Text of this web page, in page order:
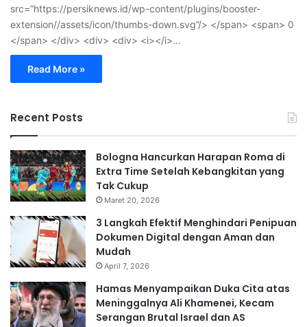
src=”https://persiknews.id/wp-content/plugins/booster-
extension//assets/icon/thumbs-down.svg”/> </span> <span> 0
</span> </div> <div> <div> <i></i>…
Read More »
Recent Posts
Bologna Hancurkan Harapan Roma di
Extra Time Setelah Kebangkitan yang
Tak Cukup
Maret 20, 2026
3 Langkah Efektif Menghindari Penipuan
Dokumen Digital dengan Aman dan
Mudah
April 7, 2026
Hamas Menyampaikan Duka Cita atas
Meninggalnya Ali Khamenei, Kecam
Serangan Brutal Israel dan AS